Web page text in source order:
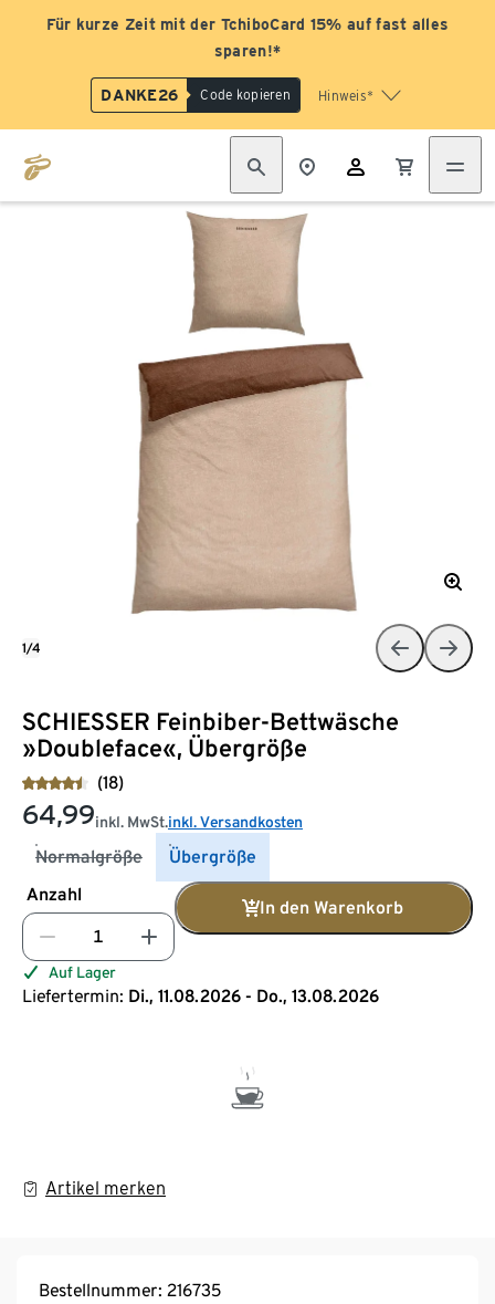
Für kurze Zeit mit der TchiboCard 15% auf fast alles
sparen!*
DANKE26 Code kopieren Hinweis*
SCHIESSER Feinbiber-Bettwäsche
»Doubleface«, Übergröße
(18)
64,99inkl. MwSt.inkl. Versandkosten
Normalgröße
Übergröße
Anzahl
In den Warenkorb
Auf Lager
Liefertermin: Di., 11.08.2026 - Do., 13.08.2026
Artikel merken
1/4
Bestellnummer: 216735